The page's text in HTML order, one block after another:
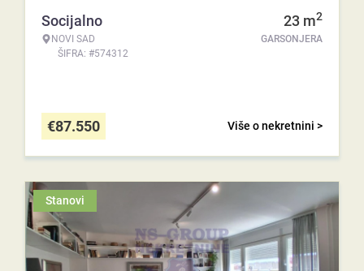
Socijalno
NOVI SAD
ŠIFRA: #574312
23 m2
GARSONJERA
Više o nekretnini >
€87.550
Stanovi